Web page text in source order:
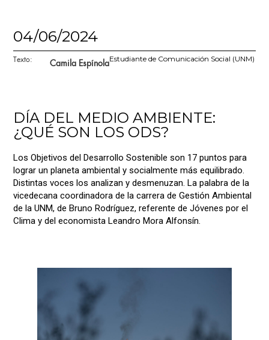
04/06/2024
Texto: Camila EspínolaEstudiante de Comunicación Social (UNM)
DÍA DEL MEDIO AMBIENTE:
¿QUÉ SON LOS ODS?
Los Objetivos del Desarrollo Sostenible son 17 puntos para
lograr un planeta ambiental y socialmente más equilibrado.
Distintas voces los analizan y desmenuzan. La palabra de la
vicedecana coordinadora de la carrera de Gestión Ambiental
de la UNM, de Bruno Rodríguez, referente de Jóvenes por el
Clima y del economista Leandro Mora Alfonsín.